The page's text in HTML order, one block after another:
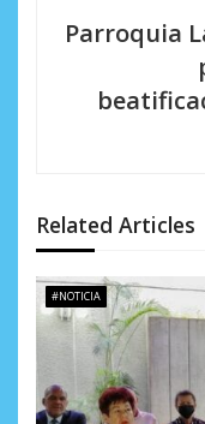
d
e
e
t
Parroquia
Related Articles
#NOTICIA